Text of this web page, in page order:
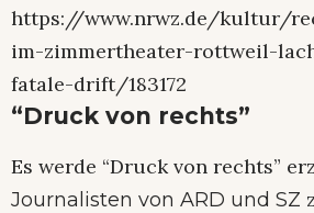
https://www.nrwz.de/kultur/
im-zimmertheater-rottweil-
fatale-drift/183172
“Druck von rechts”
Es werde “Druck von rechts”
Journalisten von ARD und SZ